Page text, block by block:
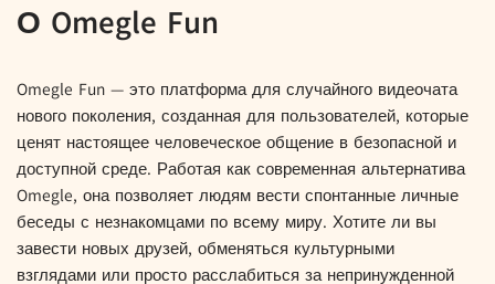
О Omegle Fun
Omegle Fun — это платформа для случайного видеочата
нового поколения, созданная для пользователей, которые
ценят настоящее человеческое общение в безопасной и
доступной среде. Работая как современная альтернатива
Omegle, она позволяет людям вести спонтанные личные
беседы с незнакомцами по всему миру. Хотите ли вы
завести новых друзей, обменяться культурными
взглядами или просто расслабиться за непринужденной